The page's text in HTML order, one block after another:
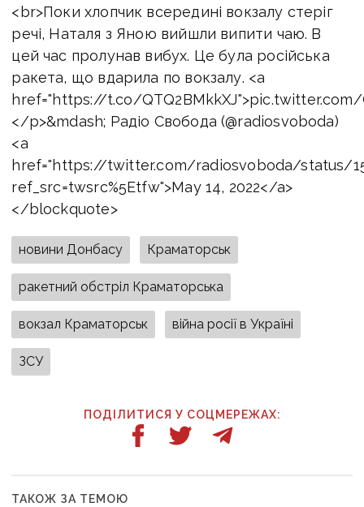
<br>Поки хлопчик всередині вокзалу стеріг
речі, Наталя з Яною вийшли випити чаю. В
цей час пролунав вибух. Це була російська
ракета, що вдарила по вокзалу. <a
href="https://t.co/QTQ2BMkkXJ">pic.twitter.com/
</p>&mdash; Радіо Свобода (@radiosvoboda)
<a
href="https://twitter.com/radiosvoboda/status/
ref_src=twsrc%5Etfw">May 14, 2022</a>
</blockquote>
новини Донбасу Краматорськ
ракетний обстріл Краматорська
вокзал Краматорськ війна росії в Україні
ЗСУ
ПОДІЛИТИСЯ У СОЦМЕРЕЖАХ:
ТАКОЖ ЗА ТЕМОЮ